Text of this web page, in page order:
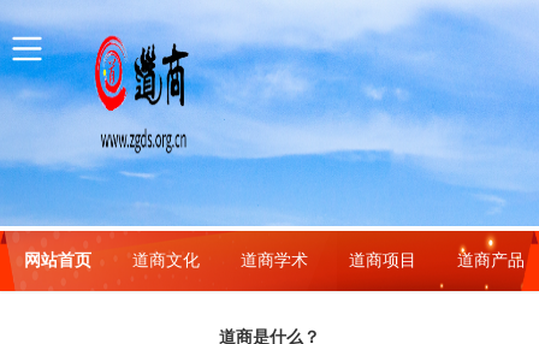
网站首页 道商文化 道商学术 道商项目 道商产品
道商是什么？